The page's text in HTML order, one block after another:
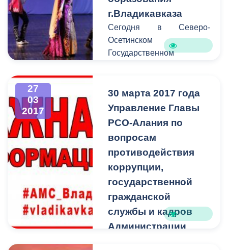
возможность
предупредить остальных
граждан города о
временных неудобствах
г.Владикавказа
Сегодня в Северо-
Осетинском
Государственном
праздничный отчетный
концерт муниципальных
образования
г.Владикавказа, который
посетили глава
администрации местного
самоуправления
г.Владикавказа Борис
Албегов, заместитель
председателя собрания
27
03
2017
30 марта 2017 года
Управление Главы
РСО-Алания по
вопросам
противодействия
коррупции,
государственной
гражданской
службы и кадров
Администрации